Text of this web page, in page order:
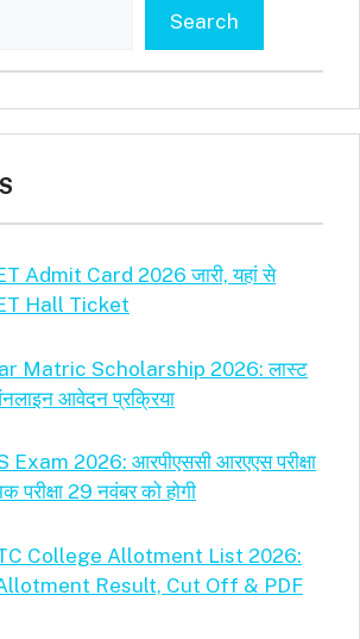
Search
Admit Card 2026 जारी, यहां से
Hall Ticket
Matric Scholarship 2026: लास्ट
आवेदन प्रक्रिया
2026: आरपीएससी आरएएस परीक्षा
परीक्षा 29 नवंबर को होगी
College Allotment List 2026:
Result, Cut Off & PDF